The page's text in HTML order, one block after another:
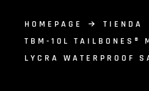
HOMEPAGE TIENDA
TBM-10L TAILBONES®
LYCRA WATERPROOF